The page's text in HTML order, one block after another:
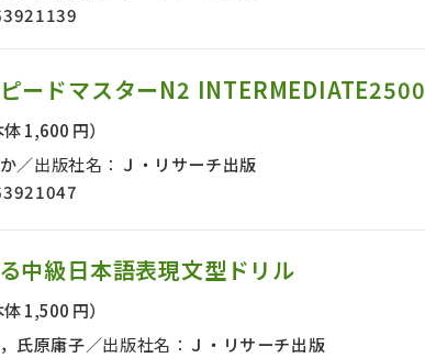
ードマスターN2 INTERMEDIATE2500
体 1,600 円）
出版社名： Ｊ・リサーチ出版
中級日本語表現文型ドリル
体 1,500 円）
氏原庸子 出版社名： Ｊ・リサーチ出版